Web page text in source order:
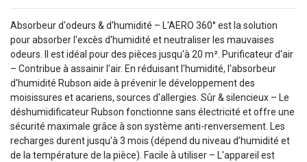
Absorbeur d'odeurs & d'humidité – L'AERO 360° est la solution
pour absorber l'excès d'humidité et neutraliser les mauvaises
odeurs. Il est idéal pour des pièces jusqu'à 20 m². Purificateur d'air
– Contribue à assainir l'air. En réduisant l'humidité, l'absorbeur
d'humidité Rubson aide à prévenir le développement des
moisissures et acariens, sources d'allergies. Sûr & silencieux – Le
déshumidificateur Rubson fonctionne sans électricité et offre une
sécurité maximale grâce à son système anti-renversement. Les
recharges durent jusqu'à 3 mois (dépend du niveau d’humidité et
de la température de la pièce). Facile à utiliser – L'appareil est